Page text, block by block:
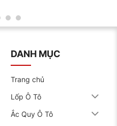
gai 5mm, mòn rất đều.
giá như vậy!”
Deestone 245/70R16
DANH MỤC
Trang chủ
Lốp Ô Tô
Ắc Quy Ô Tô